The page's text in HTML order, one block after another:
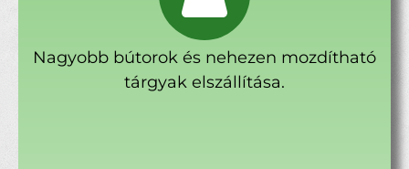
Nagyobb bútorok és nehezen mozdítható
tárgyak elszállítása.